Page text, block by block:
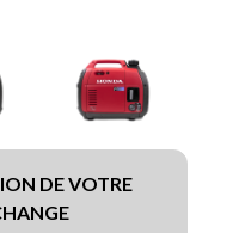
DE VOTRE